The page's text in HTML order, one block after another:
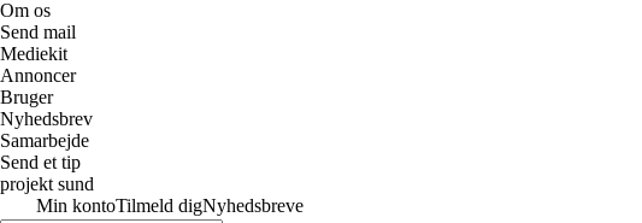
Om os
Send mail
Mediekit
Annoncer
Bruger
Nyhedsbrev
Samarbejde
Send et tip
projekt sund
Min kontoTilmeld digNyhedsbreve